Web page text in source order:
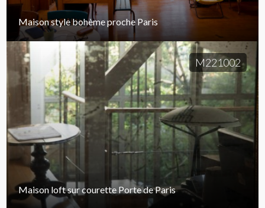
Maison style bohème proche Paris
M221002
Maison loft sur courette Porte de Paris